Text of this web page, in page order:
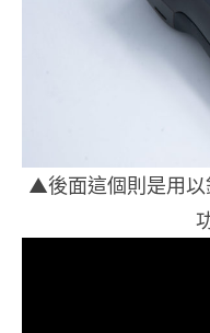
▲後面這個則是用以